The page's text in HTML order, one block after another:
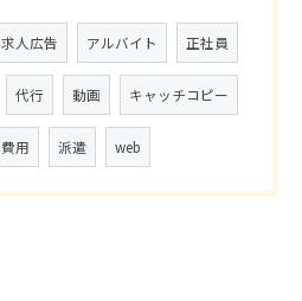
求人広告 アルバイト 正社員
代行 動画 キャッチコピー
費用 派遣 web